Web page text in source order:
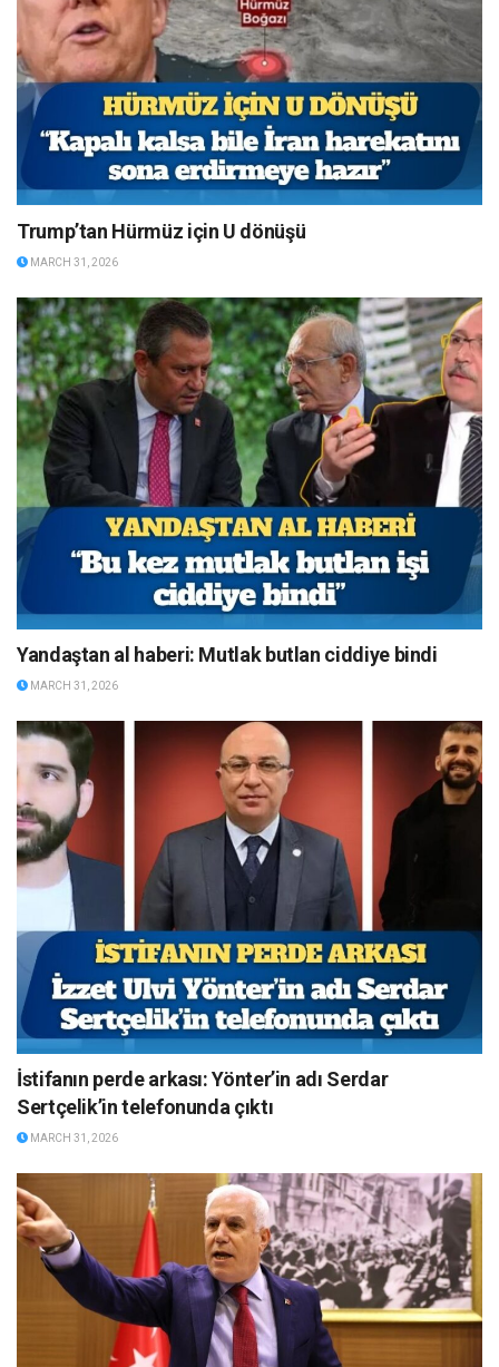
Trump’tan Hürmüz için U dönüşü
MARCH 31, 2026
Yandaştan al haberi: Mutlak butlan ciddiye bindi
MARCH 31, 2026
İstifanın perde arkası: Yönter’in adı Serdar
Sertçelik’in telefonunda çıktı
MARCH 31, 2026